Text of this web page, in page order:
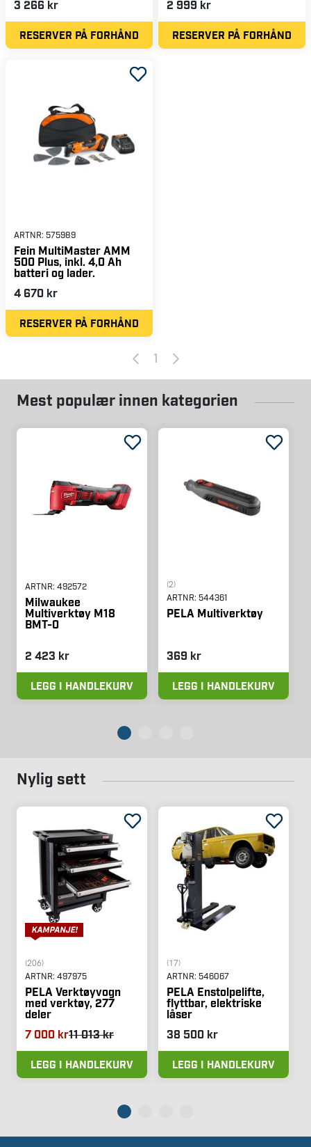
3 266 kr
RESERVER PÅ FORHÅND
2 999 kr
RESERVER PÅ FORHÅND
ARTNR: 575989
Fein MultiMaster AMM
500 Plus, inkl. 4,0 Ah
batteri og lader.
4 670 kr
RESERVER PÅ FORHÅND
1
Mest populær innen kategorien
ARTNR: 492572
Milwaukee
Multiverktøy M18
BMT-0
2 423 kr
LEGG I HANDLEKURV
(2)
ARTNR: 544361
PELA Multiverktøy
369 kr
LEGG I HANDLEKURV
Nylig sett
(206)
ARTNR: 497975
PELA Verktøyvogn
med verktøy, 277
deler
7 000 kr11 013 kr
LEGG I HANDLEKURV
(17)
ARTNR: 546067
PELA Enstolpelifte,
flyttbar, elektriske
låser
38 500 kr
LEGG I HANDLEKURV